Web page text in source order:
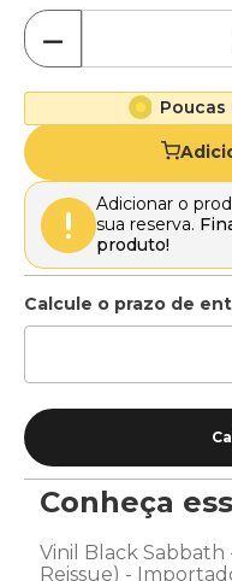
－
Adicionar o
sua reserva.
produto!
Conheça
Vinil Black Sabbath
Reissue) -